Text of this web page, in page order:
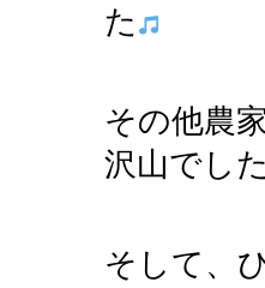
た
その他農
沢山でし
そして、